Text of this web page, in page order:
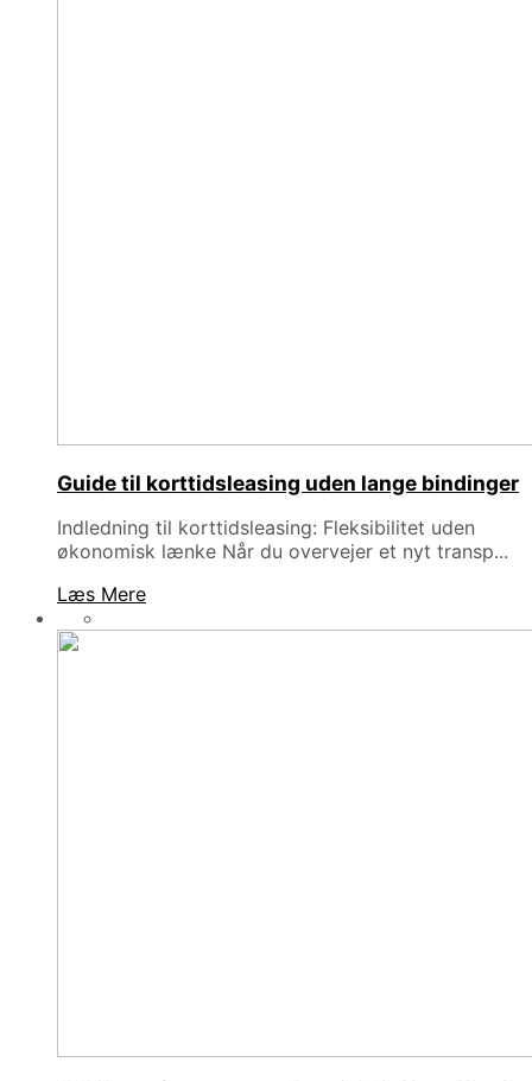
Guide til korttidsleasing uden lange bindinger
Indledning til korttidsleasing: Fleksibilitet uden
økonomisk lænke Når du overvejer et nyt transp...
Læs Mere